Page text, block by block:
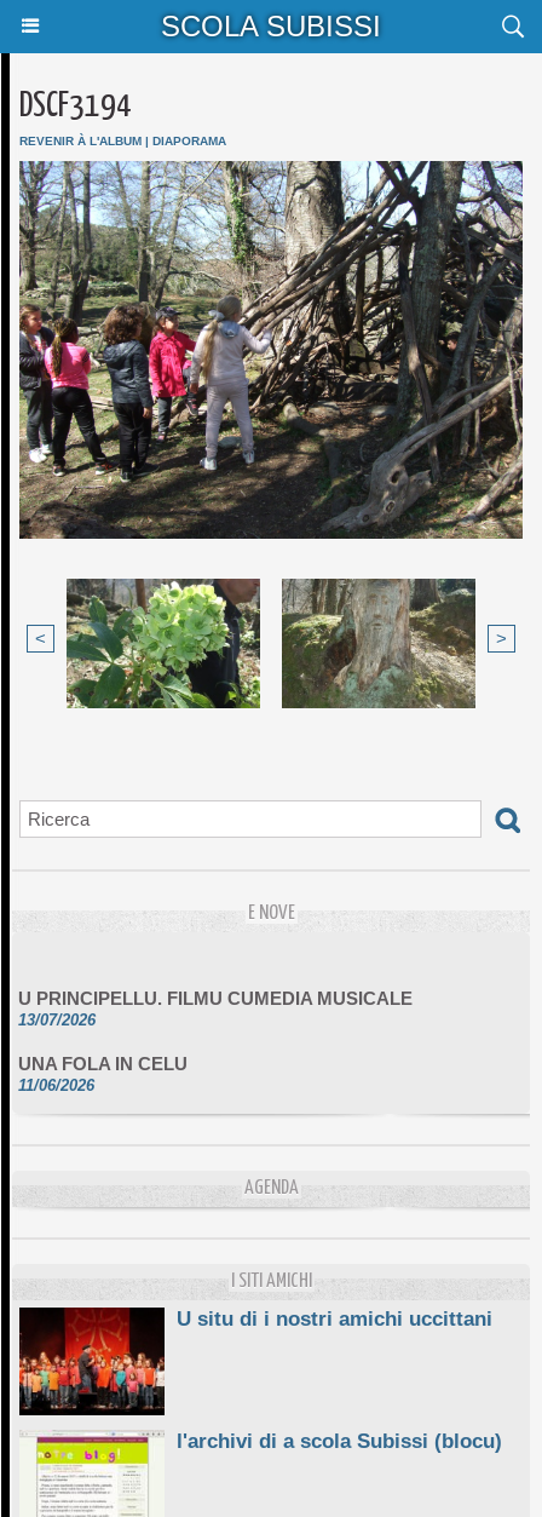
SCOLA SUBISSI
DSCF3194
REVENIR À L'ALBUM | DIAPORAMA
< >
E NOVE
13/07/2026
11/06/2026
DA SCIMULÌ
L'ESSENZIALE CHÌ GHJÈ
10/06/2026
AGENDA
I SITI AMICHI
U situ di i nostri amichi uccittani
l'archivi di a scola Subissi (blocu)